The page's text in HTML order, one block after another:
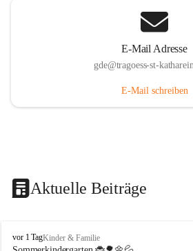
E-Mail Adresse
gde@tragoess-st-
E-Mail schreiben
Aktuelle Beiträge
T
vor 1 TagKinder & Familie